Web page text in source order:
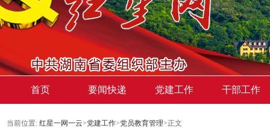
首页 要闻快递 党建工作 干部工作
当前位置: 红星一网一云>党建工作>党员教育管理>正文